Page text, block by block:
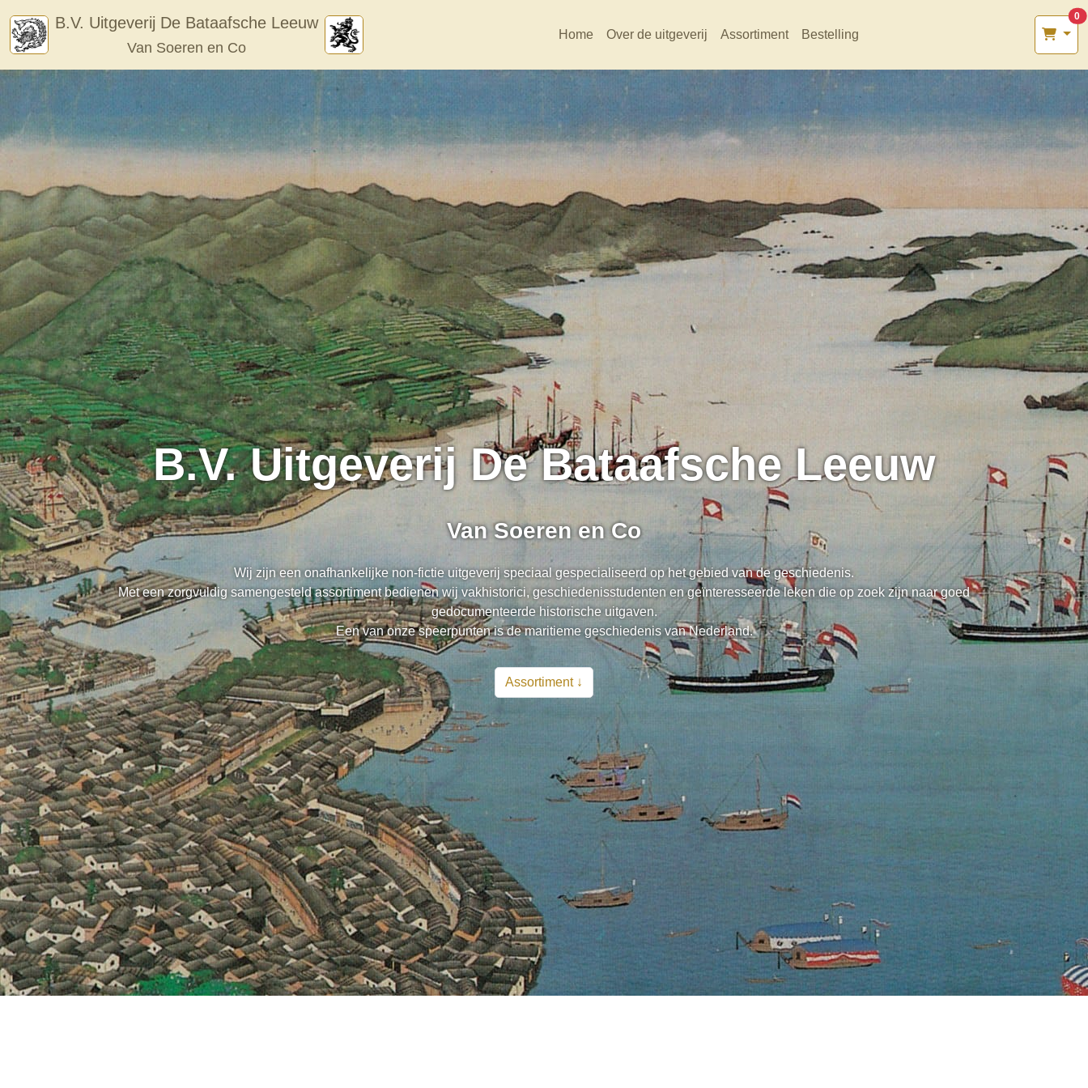
content
B.V. Uitgeverij De Bataafsche Leeuw
Van Soeren en Co
Home Over de uitgeverij Assortiment Bestelling
0
B.V. Uitgeverij De Bataafsche Leeuw
Van Soeren en Co
Wij zijn een onafhankelijke non-fictie uitgeverij speciaal gespecialiseerd op het gebied van de geschiedenis.
Met een zorgvuldig samengesteld assortiment bedienen wij vakhistorici, geschiedenisstudenten en geïnteresseerde leken die op zoek zijn naar goed
gedocumenteerde historische uitgaven.
Een van onze speerpunten is de maritieme geschiedenis van Nederland.
Assortiment ↓